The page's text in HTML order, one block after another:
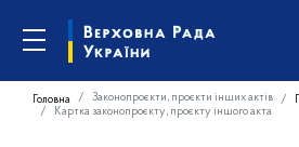
Головна Законопроєкти, проєкти інших актів
Картка законопроєкту, проєкту іншого акта